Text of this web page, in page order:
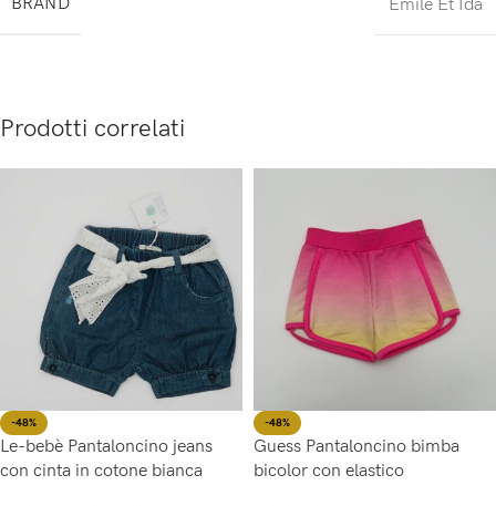
Emile Et Ida
Prodotti correlati
-48%
Le-bebè Pantaloncino jeans
con cinta in cotone bianca
-48%
Guess Pantaloncino bimba
bicolor con elastico